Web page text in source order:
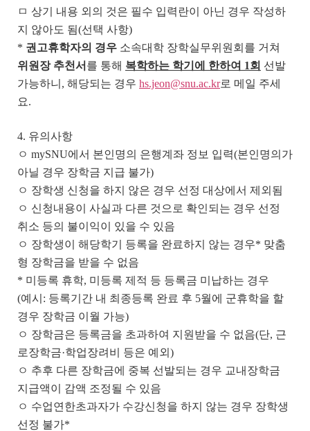
ㅁ 상기 내용 외의 것은 필수 입력란이 아닌 경우 작성하
지 않아도 됨(선택 사항)
* 권고휴학자의 경우 소속대학 장학실무위원회를 거쳐
위원장 추천서 를 통해 복학하는 학기에 한하여 1회 선발
가능하니, 해당되는 경우 hs.jeon@snu.ac.kr로 메일 주세
요.
4. 유의사항
ㅇ mySNU에서 본인명의 은행계좌 정보 입력(본인명의가
아닐 경우 장학금 지급 불가)
ㅇ 장학생 신청을 하지 않은 경우 선정 대상에서 제외됨
ㅇ 신청내용이 사실과 다른 것으로 확인되는 경우 선정
취소 등의 불이익이 있을 수 있음
ㅇ 장학생이 해당학기 등록을 완료하지 않는 경우* 맞춤
형 장학금을 받을 수 없음
* 미등록 휴학, 미등록 제적 등 등록금 미납하는 경우
(예시: 등록기간 내 최종등록 완료 후 5월에 군휴학을 할
경우 장학금 이월 가능)
ㅇ 장학금은 등록금을 초과하여 지원받을 수 없음(단, 근
로장학금·학업장려비 등은 예외)
ㅇ 추후 다른 장학금에 중복 선발되는 경우 교내장학금
지급액이 감액 조정될 수 있음
ㅇ 수업연한초과자가 수강신청을 하지 않는 경우 장학생
선정 불가*